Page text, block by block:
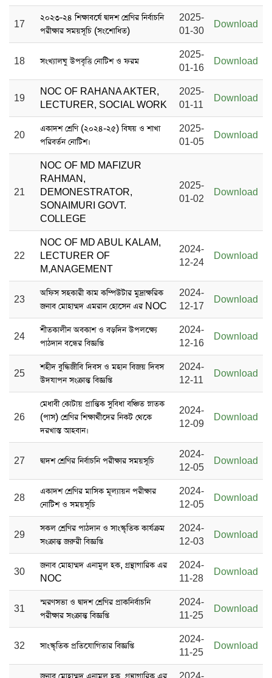
17
২০২৩-২৪ শিক্ষাবর্ষে দ্বাদশ শ্রেণির নির্বাচনি
পরীক্ষার সময়সূচি (সংশোধিত)
2025-
01-30
Download
18 সংখ্যালঘু উপবৃত্তি নোটিশ ও ফরম
2025-
01-16
Download
19
NOC OF RAHANA AKTER,
LECTURER, SOCIAL WORK
2025-
01-11
Download
20
একাদশ শ্রেণি (২০২৪-২৫) বিষয় ও শাখা
পরিবর্তন নোটিশ।
2025-
01-05
Download
21
NOC OF MD MAFIZUR
RAHMAN,
DEMONESTRATOR,
SONAIMURI GOVT.
COLLEGE
2025-
01-02
Download
22
NOC OF MD ABUL KALAM,
LECTURER OF
M,ANAGEMENT
2024-
12-24
Download
23
অফিস সহকারী কাম কম্পিউটার মুদ্রাক্ষরিক
জনাব মোহাম্মদ এমরান হোসেন এর NOC
2024-
12-17
Download
24
শীতকালীন অবকাশ ও বড়দিন উপলক্ষ্যে
পাঠদান বন্ধের বিজ্ঞপ্তি
2024-
12-16
Download
25
শহীদ বুদ্ধিজীবি দিবস ও মহান বিজয় দিবস
উদযাপন সংক্রান্ত বিজ্ঞপ্তি
2024-
12-11
Download
26
মেধাবী কোটায় প্রান্তিক সুবিধা বঞ্চিত স্নাতক
(পাস) শ্রেণির শিক্ষার্থীদের নিকট থেকে
দরখাস্ত আহবান।
2024-
12-09
Download
27 দ্বাদশ শ্রেণির নির্বাচনি পরীক্ষার সময়সূচি
2024-
12-05
Download
28
একাদশ শ্রেণির মাসিক মূল্যায়ন পরীক্ষার
নোটিশ ও সময়সূচি
2024-
12-05
Download
29
সকল শ্রেণির পাঠদান ও সাংস্কৃতিক কার্যক্রম
সংক্রান্ত জরুরী বিজ্ঞপ্তি
2024-
12-03
Download
30
জনাব মোহাম্মদ এনামুল হক, গ্রন্থাগারিক এর
NOC
2024-
11-28
Download
31
স্মরণসভা ও দ্বাদশ শ্রেণির প্রাকনির্বাচনি
পরীক্ষার সংক্রান্ত বিজ্ঞপ্তি
2024-
11-25
Download
32 সাংস্কৃতিক প্রতিযোগিতার বিজ্ঞপ্তি
2024-
11-25
Download